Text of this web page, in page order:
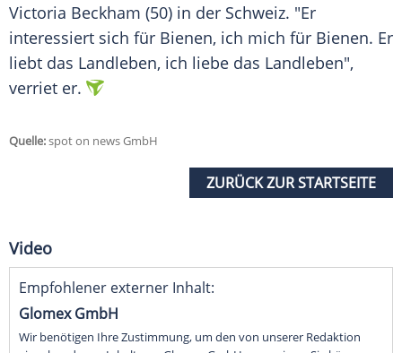
Victoria Beckham (50) in der Schweiz. "Er
interessiert sich für Bienen, ich mich für Bienen. Er
liebt das Landleben, ich liebe das Landleben",
verriet er.
Quelle:spot on news GmbH
ZURÜCK ZUR STARTSEITE
Video
Empfohlener externer Inhalt:
Glomex GmbH
Wir benötigen Ihre Zustimmung, um den von unserer Redaktion